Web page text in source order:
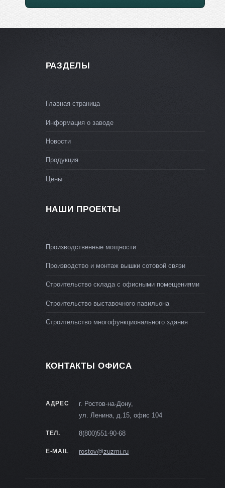
РАЗДЕЛЫ
Главная страница
Информация о заводе
Новости
Продукция
Цены
НАШИ ПРОЕКТЫ
Производственные мощности
Производство и монтаж вышки сотовой связи
Строительство склада с офисными помещениями
Строительство выставочного павильона
Строительство многофункционального здания
КОНТАКТЫ ОФИСА
АДРЕС
г. Ростов-на-Дону,
ул. Ленина, д.15, офис 104
ТЕЛ. 8(800)551-90-68
E-MAIL rostov@zuzmi.ru